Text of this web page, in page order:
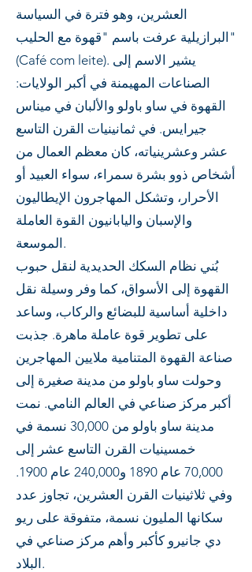
العشرين، وهو فترة في السياسة
البرازيلية عرفت باسم "قهوة مع الحليب"
(Café com leite). يشير الاسم إلى
الصناعات المهيمنة في أكبر الولايات:
القهوة في ساو باولو والألبان في ميناس
جيرايس. في ثمانينيات القرن التاسع
عشر وعشرينياته، كان معظم العمال من
أشخاص ذوو بشرة سمراء، سواء العبيد أو
الأحرار، وتشكل المهاجرون الإيطاليون
والإسبان واليابانيون القوة العاملة
الموسعة.
بُني نظام السكك الحديدية لنقل حبوب
القهوة إلى الأسواق، كما وفر وسيلة نقل
داخلية أساسية للبضائع والركاب، وساعد
على تطوير قوة عاملة ماهرة. جذبت
صناعة القهوة المتنامية ملايين المهاجرين
وحولت ساو باولو من مدينة صغيرة إلى
أكبر مركز صناعي في العالم النامي. نمت
مدينة ساو باولو من 30,000 نسمة في
خمسينيات القرن التاسع عشر إلى
70,000 عام 1890 و240,000 عام 1900.
وفي ثلاثينيات القرن العشرين، تجاوز عدد
سكانها المليون نسمة، متفوقة على ريو
دي جانيرو كأكبر وأهم مركز صناعي في
البلاد.